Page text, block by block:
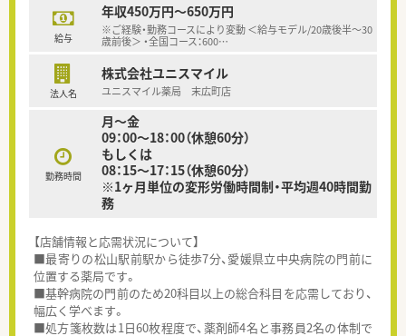
給与
年収450万円～650万円
※ご経験・勤務コースにより変動 ＜給与モデル/20歳後半～30
歳前後＞ ・全国コース：600…
法人名
株式会社ユニスマイル
ユニスマイル薬局 末広町店
勤務時間
月～金
09：00～18：00（休憩60分）
もしくは
08：15～17：15（休憩60分）
※1ヶ月単位の変形労働時間制・平均週40時間勤
務
【店舗情報と応需状況について】
■最寄りの松山駅前駅から徒歩7分、愛媛県立中央病院の門前に
位置する薬局です。
■基幹病院の門前のため20科目以上の総合科目を応需しており、
幅広く学べます。
■処方箋枚数は1日60枚程度で、薬剤師4名と事務員2名の体制で